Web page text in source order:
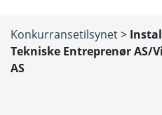
Konkurransetilsynet>
Tekniske Entreprenør AS/
AS